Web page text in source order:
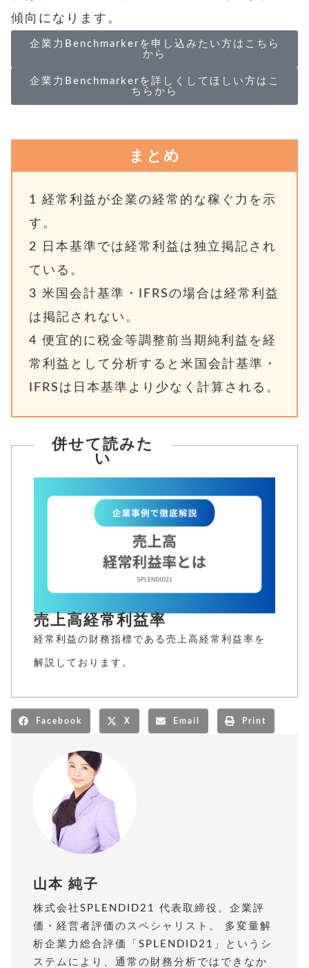
傾向になります。
企業力Benchmarkerを申し込みたい方はこちら
から
企業力Benchmarkerを詳しくしてほしい方はこ
ちらから
まとめ
1 経常利益が企業の経常的な稼ぐ力を示
す。
2
日本基準では経常利益は独立掲記され
ている。
3 米国会計基準・IFRSの場合は経常利益
は掲記されない。
4 便宜的に税金等調整前当期純利益を経
常利益として分析すると米国会計基準・
IFRSは日本基準より少なく計算される。
併せて読みた
い
売上高経常利益率
経常利益の財務指標である売上高経常利益率を
解説しております。
Facebook X Email Print
山本 純子
株式会社SPLENDID21 代表取締役。企業評
価・経営者評価のスペシャリスト。 多変量解
析企業力総合評価「SPLENDID21」というシ
ステムにより、通常の財務分析ではできなか